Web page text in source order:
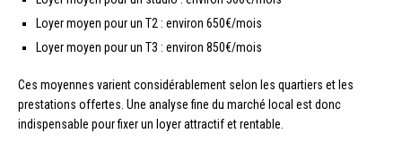
Loyer moyen pour un T2 : environ 650€/mois
Loyer moyen pour un T3 : environ 850€/mois
Ces moyennes varient considérablement selon les quartiers et les
prestations offertes. Une analyse fine du marché local est donc
indispensable pour fixer un loyer attractif et rentable.